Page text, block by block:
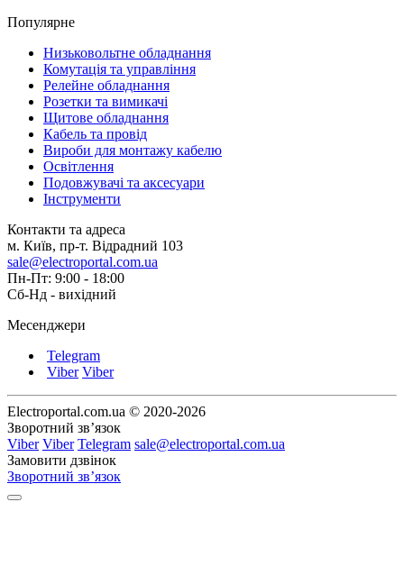
Популярне
Низьковольтне обладнання
Комутація та управління
Релейне обладнання
Розетки та вимикачі
Щитове обладнання
Кабель та провід
Вироби для монтажу кабелю
Освітлення
Подовжувачі та аксесуари
Інструменти
Контакти та адреса
м. Київ, пр-т. Відрадний 103
sale@electroportal.com.ua
Пн-Пт: 9:00 - 18:00
Сб-Нд - вихідний
Месенджери
Telegram
Viber Viber
Electroportal.com.ua © 2020-2026
Зворотний зв’язок
Viber Viber Telegram sale@electroportal.com.ua
Замовити дзвінок
Зворотний зв’язок